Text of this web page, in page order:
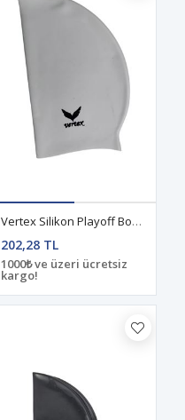
Vertex Silikon Playoff Bone Beyaz
202,28 TL
1000₺ ve üzeri ücretsiz
kargo!